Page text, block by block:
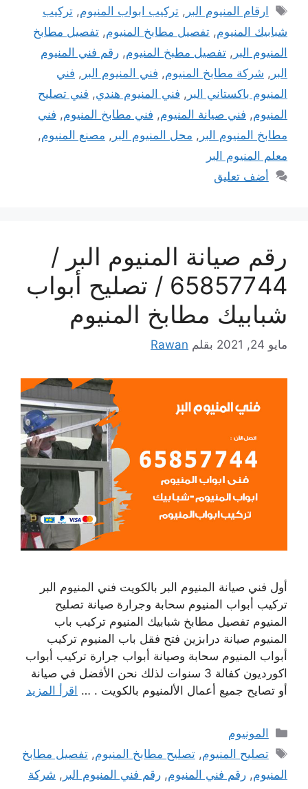
الوسوم
ارقام المنيوم البر ,تركيب ابواب المنيوم,تركيب
شبابيك المنيوم, تفصيل مطابخ المنيوم, تفصيل مطابخ
المنيوم البر , تفصيل مطبخ المنيوم, رقم فني المنيوم
البر , شركة مطابخ المنيوم, فني المنيوم البر , فني
المنيوم باكستاني البر , فني المنيوم هندي, فني تصليح
المنيوم, فني صيانة المنيوم, فني مطابخ المنيوم, فني
مطابخ المنيوم البر , محل المنيوم البر , مصنع المنيوم,
معلم المنيوم البر
أضف تعليق
رقم صيانة المنيوم البر /
65857744 / تصليح أبواب
شبابيك مطابخ المنيوم
مايو 24, 2021 بقلم Rawan
أول فني صيانة المنيوم البر بالكويت فني المنيوم البر
تركيب أبواب المنيوم سحابة وجرارة صيانة تصليح
المنيوم تفصيل مطابخ شبابيك المنيوم تركيب باب
المنيوم صيانة درابزين فتح فقل باب المنيوم تركيب
أبواب المنيوم سحابة وصيانة أبواب جرارة تركيب أبواب
اكورديون كفالة 3 سنوات لذلك نحن الأفضل في صيانة
أو تصايح جميع أعمال الألمنيوم بالكويت . … اقرأ المزيد
التصنيفات
المونيوم
الوسوم
تصليح المنيوم,تصليح مطابخ المنيوم,تفصيل مطابخ
المنيوم, رقم فني المنيوم, رقم فني المنيوم البر , شركة